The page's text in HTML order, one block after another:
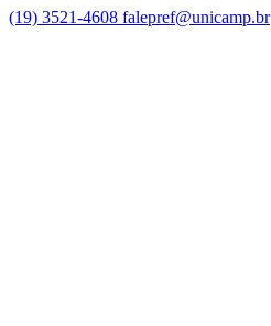
(19) 3521-4608 falepref@unicamp.br